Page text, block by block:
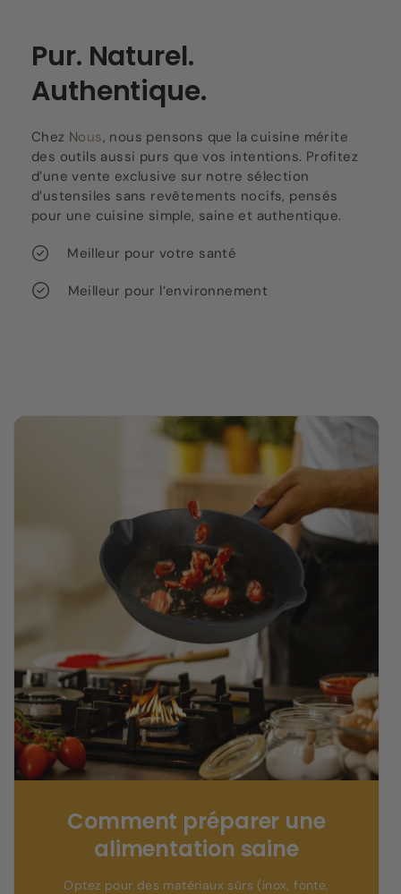
Pur. Naturel.
Authentique.
Chez Nous, nous pensons que la cuisine mérite
des outils aussi purs que vos intentions. Profitez
d’une vente exclusive sur notre sélection
d’ustensiles sans revêtements nocifs, pensés
pour une cuisine simple, saine et authentique.
Meilleur pour votre santé
Meilleur pour l’environnement
Comment préparer une
alimentation saine
Optez pour des matériaux sûrs (inox, fonte,